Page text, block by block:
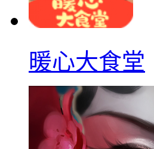
暖心大食堂